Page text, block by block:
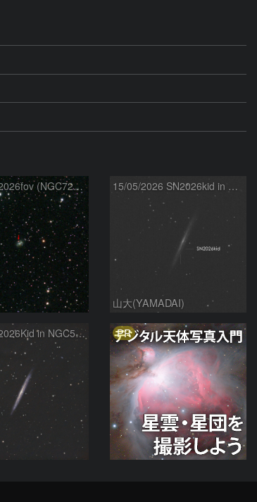
超新星SN2026fov (NGC7292) 5/17 15/05/2026 SN2026kid in NGC5907
山大(YAMADAI)
超新星SN2026Kid in NGC5907 PR